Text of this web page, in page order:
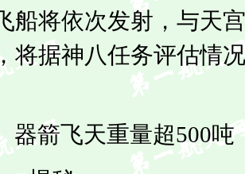
船将依次发射，与天
将据神八任务评估情
箭飞天重量超500吨